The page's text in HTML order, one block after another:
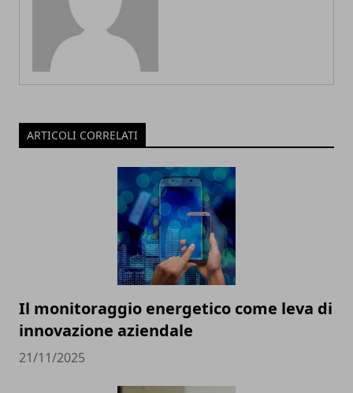
ARTICOLI CORRELATI
Il monitoraggio energetico come leva di
innovazione aziendale
21/11/2025